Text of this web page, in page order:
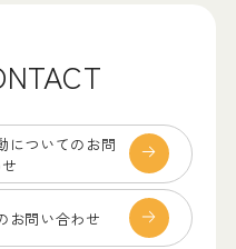
についてのお問
お問い合わせ